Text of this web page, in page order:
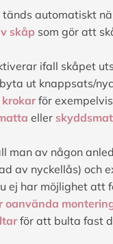
tänds automatiskt
skåp som gör att
ifall skåpet
ut knappsats/
för
eller
man av någon
av nyckellås) och
ej har möjlighet att
oanvända
för att bulta fast